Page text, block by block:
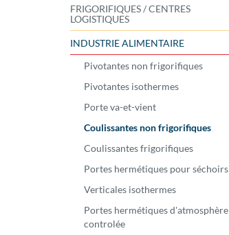
FRIGORIFIQUES / CENTRES
LOGISTIQUES
INDUSTRIE ALIMENTAIRE
Pivotantes non frigorifiques
Pivotantes isothermes
Porte va-et-vient
Coulissantes non frigorifiques
Coulissantes frigorifiques
Portes hermétiques pour séchoirs
Verticales isothermes
Portes hermétiques d'atmosphère
controlée